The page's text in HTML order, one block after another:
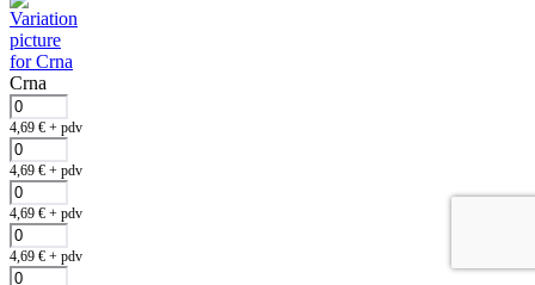
Crna
4,69 € + pdv
4,69 € + pdv
4,69 € + pdv
4,69 € + pdv